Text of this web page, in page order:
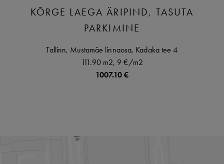
KÕRGE LAEGA ÄRIPIND, TASUTA
PARKIMINE
Tallinn, Mustamäe linnaosa, Kadaka tee4
111.90 m2, 9 €/m2
1007.10 €